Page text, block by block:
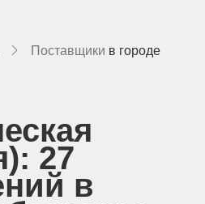
Поставщики в городе
27
в